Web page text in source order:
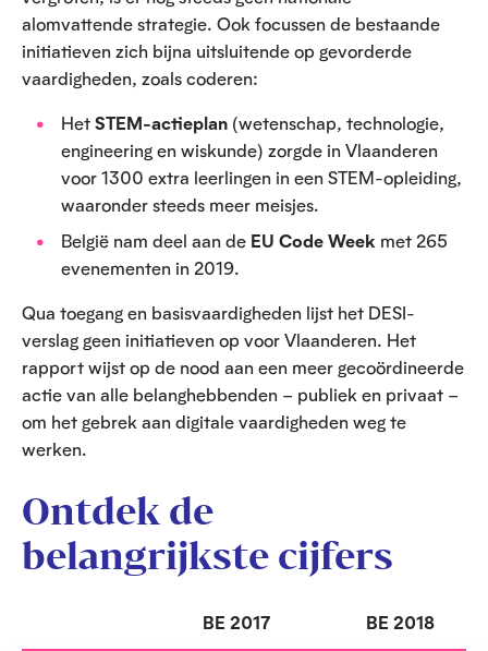
alomvattende strategie. Ook focussen de bestaande
initiatieven zich bijna uitsluitende op gevorderde
vaardigheden, zoals coderen:
HetSTEM-actieplan (wetenschap, technologie,
engineering en wiskunde) zorgde in Vlaanderen
voor 1300 extra leerlingen in een STEM-opleiding,
waaronder steeds meer meisjes.
België nam deel aan de EU Code Week met 265
evenementen in 2019.
Qua toegang en basisvaardigheden lijst het DESI-
verslag geen initiatieven op voor Vlaanderen. Het
rapport wijst op de nood aan een meer gecoördineerde
actie van alle belanghebbenden – publiek en privaat –
om het gebrek aan digitale vaardigheden weg te
werken.
Ontdek de
belangrijkste cijfers
BE 2017 BE 2018